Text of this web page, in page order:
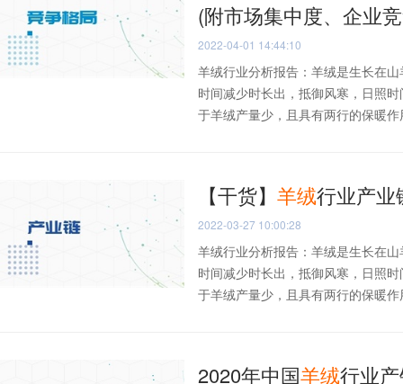
(附市场集中度、企业
2022-04-01 14:44:10
羊绒行业分析报告：羊绒是生长在
时间减少时长出，抵御风寒，日照
于羊绒产量少，且具有两行的保暖
【干货】 羊绒行业产业
2022-03-27 10:00:28
羊绒行业分析报告：羊绒是生长在
时间减少时长出，抵御风寒，日照
于羊绒产量少，且具有两行的保暖
2020年中国羊绒行业